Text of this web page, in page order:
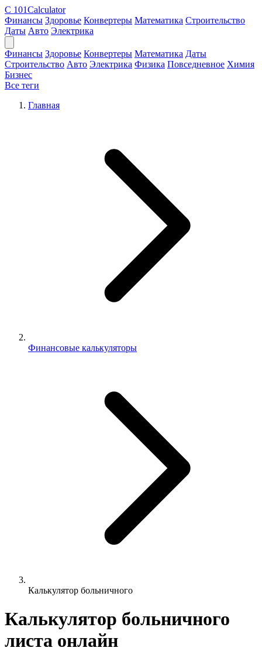
C 101Calculator
Финансы Здоровье Конвертеры Математика Строительство
Даты Авто Электрика
Финансы Здоровье Конвертеры Математика Даты
Строительство Авто Электрика Физика Повседневное Химия
Бизнес
Все теги
Главная
Финансовые калькуляторы
Калькулятор больничного
Калькулятор больничного
листа онлайн